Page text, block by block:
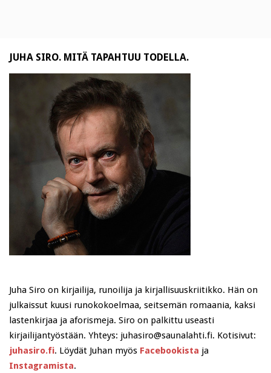
JUHA SIRO. MITÄ TAPAHTUU TODELLA.
Juha Siro on kirjailija, runoilija ja kirjallisuuskriitikko. Hän on
julkaissut kuusi runokokoelmaa, seitsemän romaania, kaksi
lastenkirjaa ja aforismeja. Siro on palkittu useasti
kirjailijantyöstään. Yhteys: juhasiro@saunalahti.fi. Kotisivut:
juhasiro.fi. Löydät Juhan myös Facebookista ja
Instagramista.